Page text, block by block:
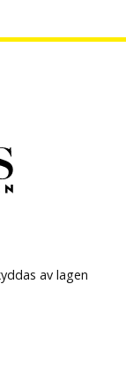
av lagen